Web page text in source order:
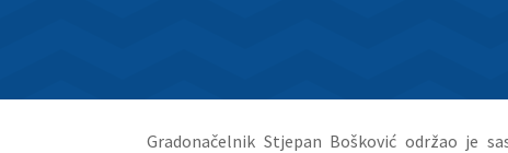
Gradonačelnik Stjepan Bošković održao je